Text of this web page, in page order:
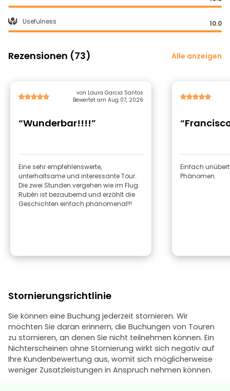
Usefulness 10.0
Rezensionen (73) Alle anzeigen
von Laura Garcia Santos
Bewertet am Aug 07, 2026
“Wunderbar!!!!”
Eine sehr empfehlenswerte,
unterhaltsame und interessante Tour.
Die zwei Stunden vergehen wie im Flug.
Rubén ist bezaubernd und erzählt die
Geschichten einfach phänomenal!!!
Einfach
Phänomen.
Stornierungsrichtlinie
Sie können eine Buchung jederzeit stornieren. Wir
möchten Sie daran erinnern, die Buchungen von Touren
zu stornieren, an denen Sie nicht teilnehmen können. Ein
Nichterscheinen ohne Stornierung wirkt sich negativ auf
Ihre Kundenbewertung aus, womit sich möglicherweise
weniger Zusatzleistungen in Anspruch nehmen können.